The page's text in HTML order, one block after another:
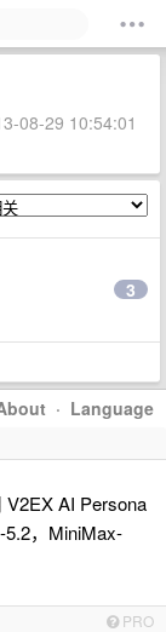
08-29 10:54:01
3
· Language
V2EX AI Persona
，MiniMax-
PRO